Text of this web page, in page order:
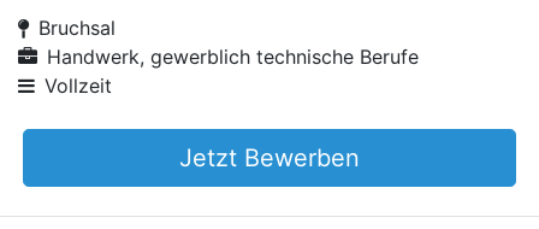
Bruchsal
Handwerk, gewerblich technische Berufe
Vollzeit
Jetzt Bewerben